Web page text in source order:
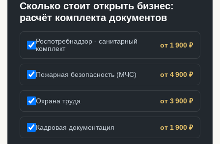
Сколько стоит открыть бизнес:
расчёт комплекта документов
Роспотребнадзор - санитарный
комплект
от 1 900 ₽
Пожарная безопасность (МЧС) от 4 900 ₽
Охрана труда от 3 900 ₽
Кадровая документация от 1 900 ₽